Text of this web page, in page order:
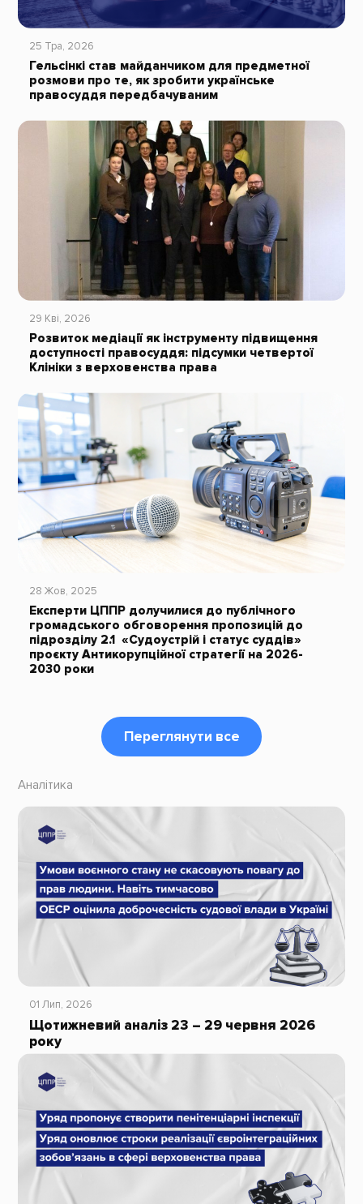
25 Тра, 2026
Гельсінкі став майданчиком для предметної
розмови про те, як зробити українське
правосуддя передбачуваним
29 Кві, 2026
Розвиток медіації як інструменту підвищення
доступності правосуддя: підсумки четвертої
Клініки з верховенства права
28 Жов, 2025
Експерти ЦППР долучилися до публічного
громадського обговорення пропозицій до
підрозділу 2.1 «Судоустрій і статус суддів»
проєкту Антикорупційної стратегії на 2026-
2030 роки
Переглянути все
Аналітика
01 Лип, 2026
Щотижневий аналіз 23 – 29 червня 2026
року